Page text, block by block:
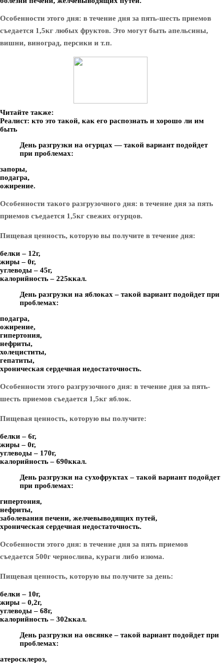
Особенности этого дня: в течение дня за пять-шесть приемов
съедается 1,5кг любых фруктов. Это могут быть апельсины,
вишни, виноград, персики и т.п.
Читайте также:
Реалист: кто это такой, как его распознать и хорошо ли им
быть
День разгрузки на огурцах — такой вариант подойдет
при проблемах:
запоры,
подагра,
ожирение.
Особенности такого разгрузочного дня: в течение дня за пять
приемов съедается 1,5кг свежих огурцов.
Пищевая ценность, которую вы получите в течение дня:
белки – 12г,
жиры – 0г,
углеводы – 45г,
калорийность – 225ккал.
День разгрузки на яблоках – такой вариант подойдет при
проблемах:
подагра,
ожирение,
гипертония,
нефриты,
холециститы,
гепатиты,
хроническая сердечная недостаточность.
Особенности этого разгрузочного дня: в течение дня за пять-
шесть приемов съедается 1,5кг яблок.
Пищевая ценность, которую вы получите:
белки – 6г,
жиры – 0г,
углеводы – 170г,
калорийность – 690ккал.
День разгрузки на сухофруктах – такой вариант подойдет
при проблемах:
гипертония,
нефриты,
заболевания печени, желчевыводящих путей,
хроническая сердечная недостаточность.
Особенности этого дня: в течение дня за пять приемов
съедается 500г чернослива, кураги либо изюма.
Пищевая ценность, которую вы получите за день:
белки – 10г,
жиры – 0,2г,
углеводы – 68г,
калорийность – 302ккал.
День разгрузки на овсянке – такой вариант подойдет при
проблемах:
атеросклероз,